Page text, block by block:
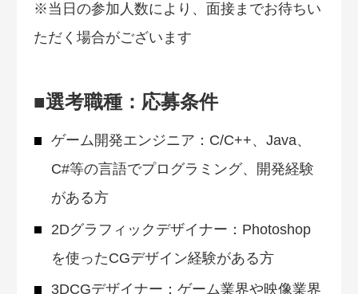
※当日の参加人数により、面接までお待ちい
ただく場合がございます
■選考職種：応募条件
ゲーム開発エンジニア：C/C++、Java、
C#等の言語でプログラミング、開発経験
がある方
2Dグラフィックデザイナー：Photoshop
を使ったCGデザイン経験がある方
3DCGデザイナー：ゲーム業界や映像業界